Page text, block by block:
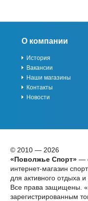
О компании
История
Вакансии
Наши магазины
Контакты
Новости
© 2010 — 2026
«Поволжье Спорт»—
интернет-магазин
для активного отдыха и
Все права защищены.
зарегистрированным